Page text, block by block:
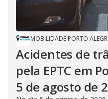
MOBILIDADE PORTO
Acidentes de
pela EPTC em
5 de agosto de